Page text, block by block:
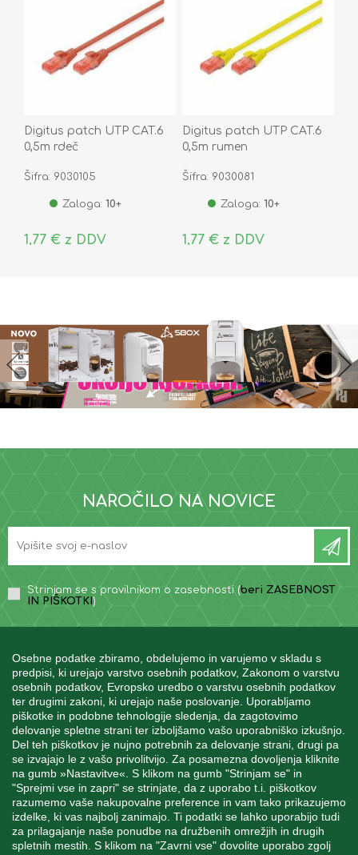
Osebne podatke zbiramo, obdelujemo in varujemo v skladu s
predpisi, ki urejajo varstvo osebnih podatkov, Zakonom o varstvu
osebnih podatkov, Evropsko uredbo o varstvu osebnih podatkov
ter drugimi zakoni, ki urejajo naše poslovanje. Uporabljamo
piškotke in podobne tehnologije sledenja, da zagotovimo
delovanje spletne strani ter izboljšamo vašo uporabniško izkušnjo.
Del teh piškotkov je nujno potrebnih za delovanje strani, drugi pa
se izvajajo le z vašo privolitvijo. Za posamezna dovoljenja kliknite
na gumb »Nastavitve«. S klikom na gumb "Strinjam se" in
"Sprejmi vse in zapri" se strinjate, da z uporabo t.i. piškotkov
razumemo vaše nakupovalne preference in vam tako prikazujemo
izdelke, ki vas najbolj zanimajo. Ti podatki se lahko uporabijo tudi
za prilagajanje naše ponudbe na družbenih omrežjih in drugih
spletnih mestih. S klikom na "Zavrni vse" dovolite uporabo zgolj
Digitus patch UTP CAT.6
0,5m rdeč
Šifra: 9030105
Zaloga: 10+
1,77 € z DDV
Digitus patch UTP CAT.6
0,5m rumen
Šifra: 9030081
Zaloga: 10+
1,77 € z DDV
NAROČILO NA NOVICE
Strinjam se s pravilnikom o zasebnosti (beri ZASEBNOST
IN PIŠKOTKI )
INFORMACIJE
MOJ RAČUN
STORITEV ZA STRANKE